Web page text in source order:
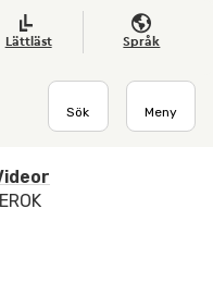
Lättläst Språk
Sök Meny